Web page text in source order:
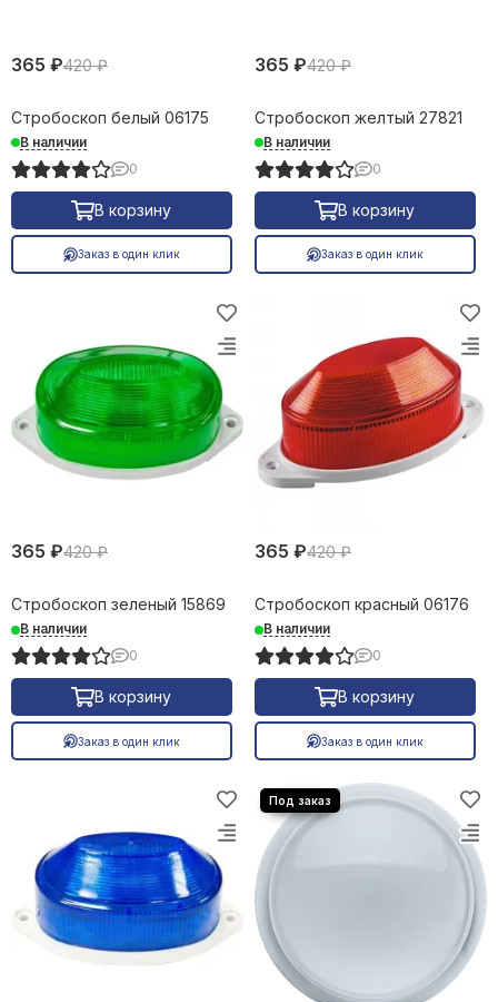
365 ₽420 ₽
Стробоскоп белый 06175
В наличии
0
В корзину
Заказ в один клик
365 ₽420 ₽
Стробоскоп желтый 27821
В наличии
0
В корзину
Заказ в один клик
365 ₽420 ₽
Стробоскоп зеленый 15869
В наличии
0
В корзину
Заказ в один клик
365 ₽420 ₽
Стробоскоп красный 06176
В наличии
0
В корзину
Заказ в один клик